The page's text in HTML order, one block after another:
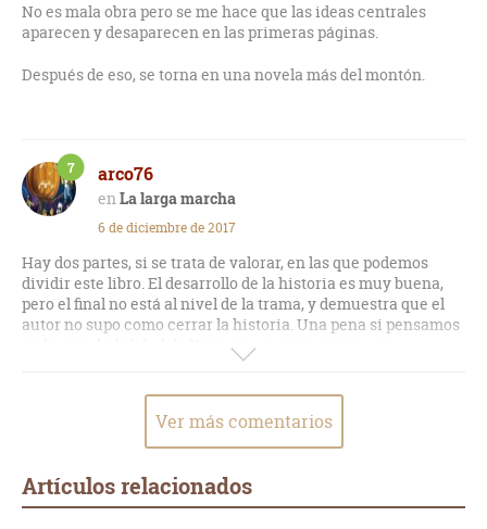
No es mala obra pero se me hace que las ideas centrales
aparecen y desaparecen en las primeras páginas.
Después de eso, se torna en una novela más del montón.
arco76
La larga marcha
7
6 de diciembre de 2017
Hay dos partes, si se trata de valorar, en las que podemos
dividir este libro. El desarrollo de la historia es muy buena,
pero el final no está al nivel de la trama, y demuestra que el
autor no supo como cerrar la historia. Una pena si pensamos
en la gran habilidad de King por crear un argumento
entretenido entorno a una carrera de fondo, con la muerte
Ver más comentarios
Artículos relacionados